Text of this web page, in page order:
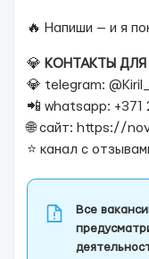
🔥 Напиши — и я
💎 КОНТАКТЫ
💎 telegram:
📲 whatsapp: +371
🌐 сайт: https://
⭐ канал с
Все